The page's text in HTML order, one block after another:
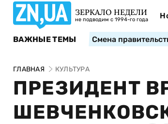
ЗЕРКАЛО НЕДЕЛИ
не подводим с 1994-го года
ВАЖНЫЕ ТЕМЫ Смена
ГЛАВНАЯ КУЛЬТУРА
ПРЕЗИДЕНТ